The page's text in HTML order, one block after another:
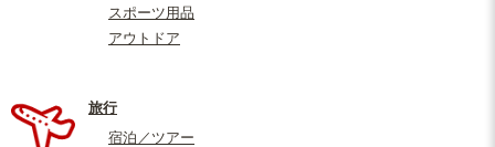
スポーツ用品
アウトドア
旅行
宿泊／ツアー